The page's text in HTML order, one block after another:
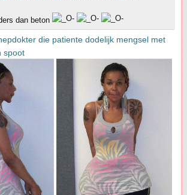
dan beton
die patiente dodelijk mengsel met
spoot